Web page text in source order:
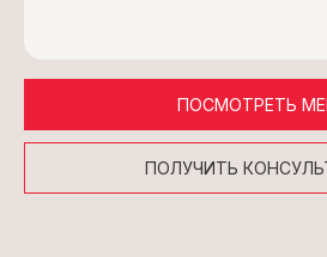
ПОСМОТРЕТЬ
ПОЛУЧИТЬ